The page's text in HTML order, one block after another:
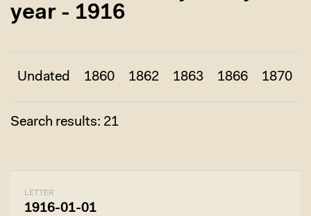
year - 1916
Undated 1860 1862 1863 1866 1870
Search results: 21
LETTER
1916-01-01